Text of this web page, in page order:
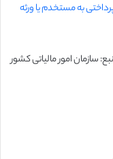
خدمت پرداختی به مستخدم یا ورثه
سازمان امور مالیاتی کشور